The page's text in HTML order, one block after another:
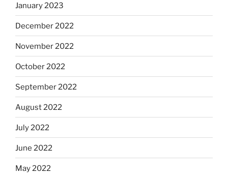
January 2023
December 2022
November 2022
October 2022
September 2022
August 2022
July 2022
June 2022
May 2022